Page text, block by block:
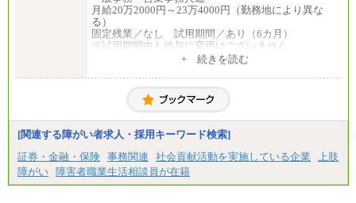
月給20万2000円～23万4000円（勤務地により異な
る）
固定残業／なし 試用期間／あり（6カ月）
※試用期間中も給与に変更はございません
月給20万2000円～23万4000円（勤務地により異な
固定残業／なし 試用期間／あり（6か月）
+ 続きを読む
[関連する障がい者求人・採用キーワード検索]
証券・金融・保険 事務関連 社会貢献活動を実施している企業
上肢
障がい 障害者職業生活相談員が在籍